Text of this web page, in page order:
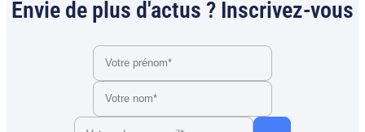
Envie de plus d'actus ? Inscrivez-vous